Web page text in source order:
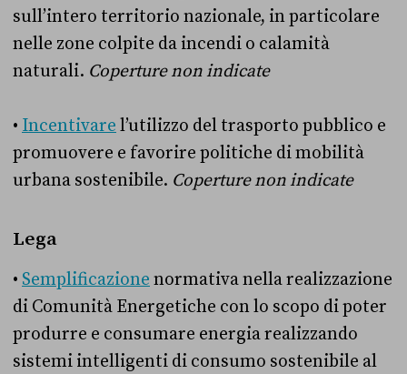
sull’intero territorio nazionale, in particolare
nelle zone colpite da incendi o calamità
naturali. Coperture non indicate
• Incentivare l’utilizzo del trasporto pubblico e
promuovere e favorire politiche di mobilità
urbana sostenibile. Coperture non indicate
Lega
• Semplificazione normativa nella realizzazione
di Comunità Energetiche con lo scopo di poter
produrre e consumare energia realizzando
sistemi intelligenti di consumo sostenibile al